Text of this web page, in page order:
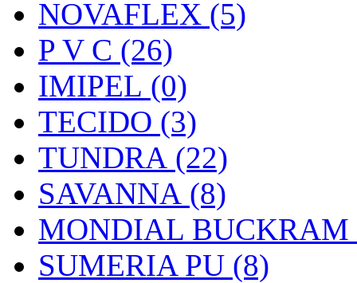
NOVAFLEX (5)
P V C (26)
IMIPEL (0)
TECIDO (3)
TUNDRA (22)
SAVANNA (8)
MONDIAL BUCKRAM
SUMERIA PU (8)